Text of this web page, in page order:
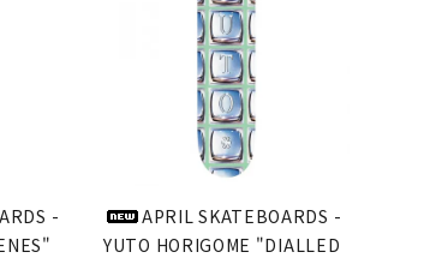
MAGENTA SKATEBOARDS
(マゼンタ・スケートボード)
adidas skateboarding
-
APRIL SKATEBOARDS -
YUTO HORIGOME "DIALLED